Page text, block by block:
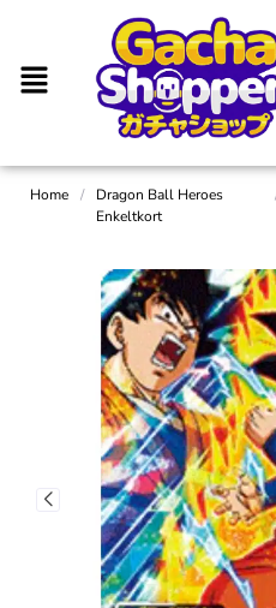
Home /
Dragon Ball Heroes
Enkeltkort